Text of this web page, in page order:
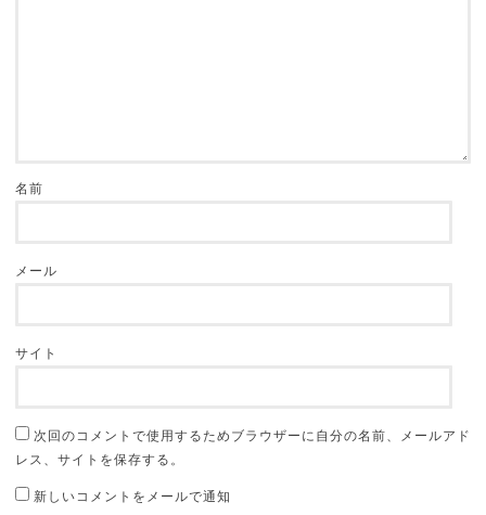
名前
メール
サイト
次回のコメントで使用するためブラウザーに自分の名前、メールアド
レス、サイトを保存する。
新しいコメントをメールで通知